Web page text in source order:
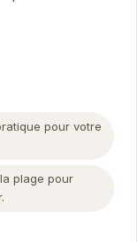
pour votre
plage pour